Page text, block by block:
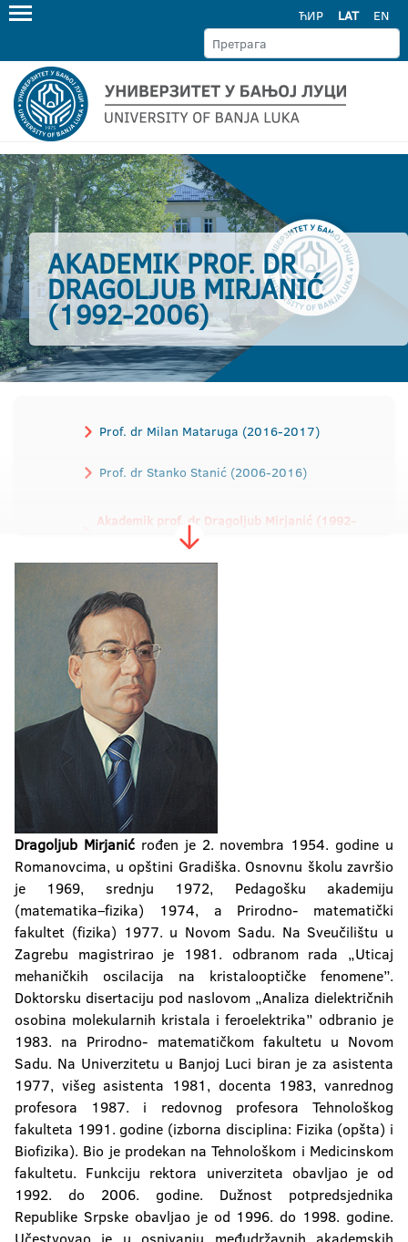
ЋИР LAT EN
AKADEMIK PROF. DR
DRAGOLJUB MIRJANIĆ
(1992-2006)
Prof. dr Milan Mataruga (2016-2017)
Prof. dr Stanko Stanić (2006-2016)
Akademik prof. dr Dragoljub Mirjanić (1992-
Akademik prof. dr Rajko Kuzmanović (1988-
1992)
Prof. dr Dragica Dodig (1984-1988)
Prof. dr Ibrahim Tabaković (1979-1984)
Prof. dr Dragomir Malić (1975-1979)
Dragoljub Mirjanićrođen je 2. novembra 1954. godine u
Romanovcima, u opštini Gradiška. Osnovnu školu završio
je 1969, srednju 1972, Pedagošku akademiju
(matematika–fizika) 1974, a Prirodno- matematički
fakultet (fizika) 1977. u Novom Sadu. Na Sveučilištu u
Zagrebu magistrirao je 1981. odbranom rada „Uticaj
mehaničkih oscilacija na kristalooptičke fenomene”.
Doktorsku disertaciju pod naslovom „Analiza dielektričnih
osobina molekularnih kristala i feroelektrika” odbranio je
1983. na Prirodno- matematičkom fakultetu u Novom
Sadu. Na Univerzitetu u Banjoj Luci biran je za asistenta
1977, višeg asistenta 1981, docenta 1983, vanrednog
profesora 1987. i redovnog profesora Tehnološkog
fakulteta 1991. godine (izborna disciplina: Fizika (opšta) i
Biofizika). Bio je prodekan na Tehnološkom i Medicinskom
fakultetu. Funkciju rektora univerziteta obavljao je od
1992. do 2006. godine. Dužnost potpredsjednika
Republike Srpske obavljao je od 1996. do 1998. godine.